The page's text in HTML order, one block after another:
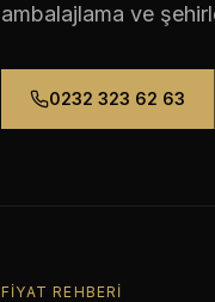
ambalajlama ve
0232 323 62 63
FIYAT REHBERI